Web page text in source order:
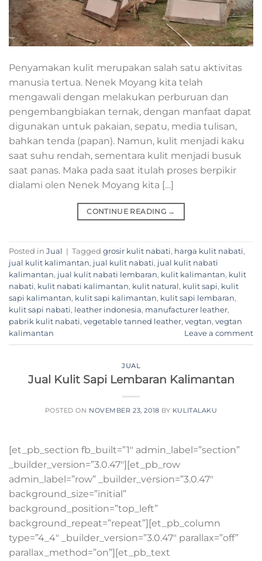
Penyamakan kulit merupakan salah satu aktivitas
manusia tertua. Nenek Moyang kita telah
mengawali dengan melakukan perburuan dan
pengembangbiakan ternak, dengan manfaat dapat
digunakan untuk pakaian, sepatu, media tulisan,
bahkan tenda (papan). Namun, kulit menjadi kaku
saat suhu rendah, sementara kulit menjadi busuk
saat panas. Maka pada saat itulah proses berpikir
dialami olen Nenek Moyang kita […]
CONTINUE READING →
Posted in Jual | Tagged grosir kulit nabati, harga kulit nabati,
jual kulit kalimantan, jual kulit nabati, jual kulit nabati
kalimantan, jual kulit nabati lembaran, kulit kalimantan, kulit
nabati, kulit nabati kalimantan, kulit natural , kulit sapi, kulit
sapi kalimantan, kulit sapi kalimantan, kulit sapi lembaran,
kulit sapi nabati, leather indonesia, manufacturer leather,
pabrik kulit nabati, vegetable tanned leather, vegtan, vegtan
kalimantan
Leave a comment
JUAL
Jual Kulit Sapi Lembaran Kalimantan
POSTED ON NOVEMBER 23, 2018 BY KULITALAKU
[et_pb_section fb_built=”1″ admin_label=”section”
_builder_version=”3.0.47″][et_pb_row
admin_label=”row” _builder_version=”3.0.47″
background_size=”initial”
background_position=”top_left”
background_repeat=”repeat”][et_pb_column
type=”4_4″ _builder_version=”3.0.47″ parallax=”off”
parallax_method=”on”][et_pb_text